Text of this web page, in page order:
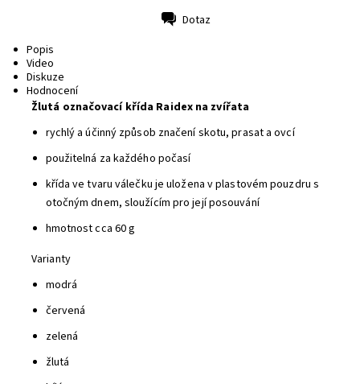
Dotaz
Popis
Video
Diskuze
Hodnocení
Žlutá označovací křída Raidex na zvířata
rychlý a účinný způsob značení skotu, prasat a ovcí
použitelná za každého počasí
křída ve tvaru válečku je uložena v plastovém pouzdru s
otočným dnem, sloužícím pro její posouvání
hmotnost cca 60 g
Varianty
modrá
červená
zelená
žlutá